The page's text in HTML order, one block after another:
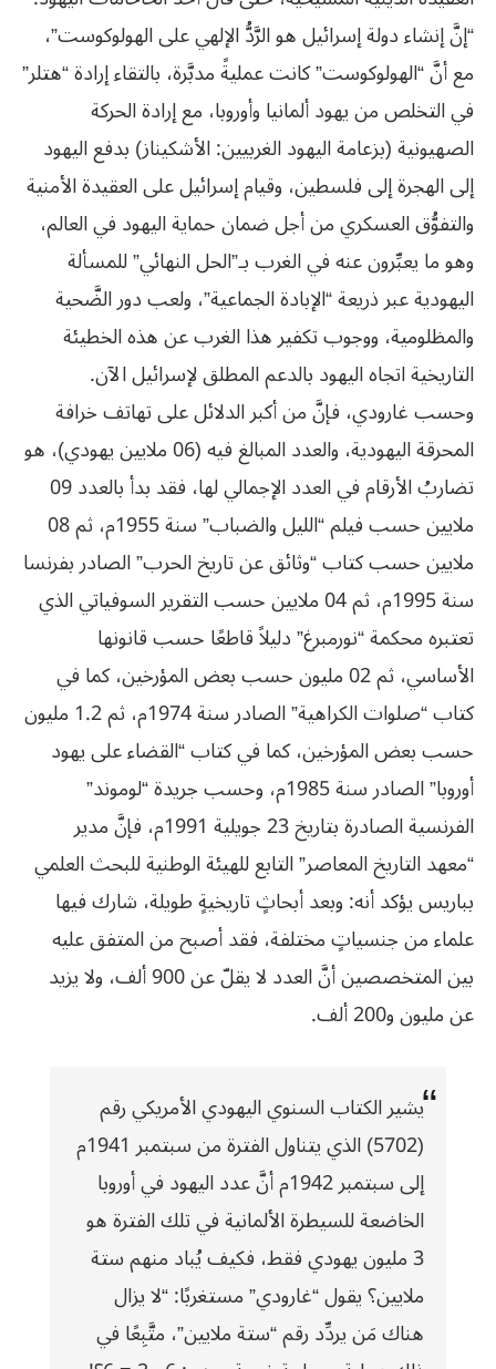
“إنَّ إنشاء دولة إسرائيل هو الرَّدُّ الإلهي على الهولوكوست”،
مع أنَّ “الهولوكوست” كانت عمليةً مدبَّرة، بالتقاء إرادة “هتلر”
في التخلص من يهود ألمانيا وأوروبا، مع إرادة الحركة
الصهيونية (بزعامة اليهود الغربيين: الأشكيناز) بدفع اليهود
إلى الهجرة إلى فلسطين، وقيام إسرائيل على العقيدة الأمنية
والتفوُّق العسكري من أجل ضمان حماية اليهود في العالم،
وهو ما يعبِّرون عنه في الغرب بـ”الحل النهائي” للمسألة
اليهودية عبر ذريعة “الإبادة الجماعية”، ولعب دور الضَّحية
والمظلومية، ووجوب تكفير هذا الغرب عن هذه الخطيئة
التاريخية اتجاه اليهود بالدعم المطلق لإسرائيل الآن.
وحسب غارودي، فإنَّ من أكبر الدلائل على تهاتف خرافة
المحرقة اليهودية، والعدد المبالغ فيه (06 ملايين يهودي)، هو
تضاربُ الأرقام في العدد الإجمالي لها، فقد بدأ بالعدد 09
ملايين حسب فيلم “الليل والضباب” سنة 1955م، ثم 08
ملايين حسب كتاب “وثائق عن تاريخ الحرب” الصادر بفرنسا
سنة 1995م، ثم 04 ملايين حسب التقرير السوفياتي الذي
تعتبره محكمة “نورمبرغ” دليلاً قاطعًا حسب قانونها
الأساسي، ثم 02 مليون حسب بعض المؤرخين، كما في
كتاب “صلوات الكراهية” الصادر سنة 1974م، ثم 1.2 مليون
حسب بعض المؤرخين، كما في كتاب “القضاء على يهود
أوروبا” الصادر سنة 1985م، وحسب جريدة “لوموند”
الفرنسية الصادرة بتاريخ 23 جويلية 1991م، فإنَّ مدير
“معهد التاريخ المعاصر” التابع للهيئة الوطنية للبحث العلمي
بباريس يؤكد أنه: وبعد أبحاثٍ تاريخيةٍ طويلة، شارك فيها
علماء من جنسياتٍ مختلفة، فقد أصبح من المتفق عليه
بين المتخصصين أنَّ العدد لا يقلّ عن 900 ألف، ولا يزيد
عن مليون و200 ألف.
يشير الكتاب السنوي اليهودي الأمريكي رقم
(5702) الذي يتناول الفترة من سبتمبر 1941م
إلى سبتمبر 1942م أنَّ عدد اليهود في أوروبا
الخاضعة للسيطرة الألمانية في تلك الفترة هو
3 مليون يهودي فقط، فكيف يُباد منهم ستة
ملايين؟ يقول “غارودي” مستغربًا: “لا يزال
هناك مَن يردِّد رقم “ستة ملايين”، متَّبِعًا في